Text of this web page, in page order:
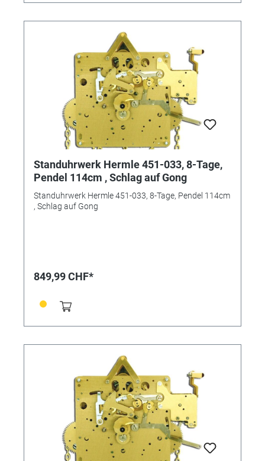
Standuhrwerk Hermle 451-033, 8-Tage,
Pendel 114cm , Schlag auf Gong
Standuhrwerk Hermle 451-033, 8-Tage, Pendel 114cm
, Schlag auf Gong
849,99 CHF*